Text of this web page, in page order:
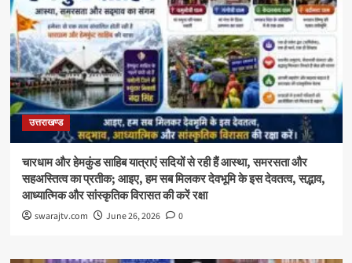
उत्तराखण्ड
चारधाम और हेमकुंड साहिब यात्राएं सदियों से रही हैं आस्था, समरसता और
सहअस्तित्व का प्रतीक; आइए, हम सब मिलकर देवभूमि के इस देवतत्व, सद्भाव,
आध्यात्मिक और सांस्कृतिक विरासत की करें रक्षा
swarajtv.com June 26, 2026 0